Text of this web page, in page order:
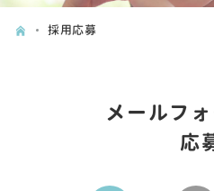
採用応募
メールフ
応